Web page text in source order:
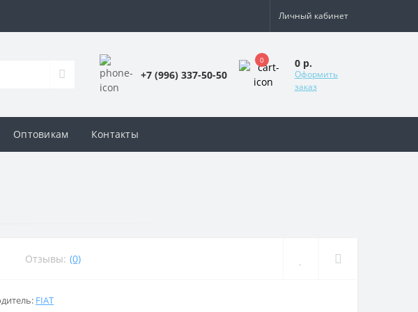
Личный кабинет
+7 (996) 337-50-50
0 0 р.
Оформить
заказ
Оптовикам Контакты
Отзывы: (0)
FIAT